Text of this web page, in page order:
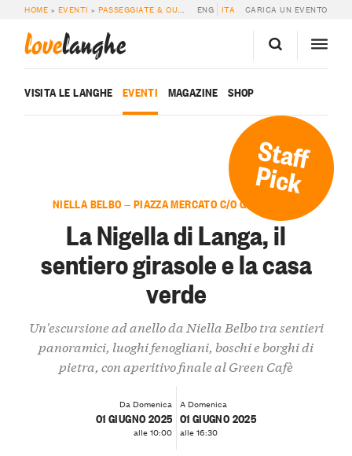
HOME » EVENTI »PASSEGGIATE & OUTDOOR » LA NIGELLA DI LANGA, IL
ENG ITA CARICA UN EVENTO
lovelanghe
VISITA LE LANGHE EVENTI MAGAZINE SHOP
Staff
Pick
NIELLA BELBO — PIAZZA MERCATO C/O GREEN CAFÈ
La Nigella di Langa, il
sentiero girasole e la casa
verde
Un'escursione ad anello da Niella Belbo tra sentieri
panoramici, luoghi fenogliani, boschi e borghi di
pietra, con aperitivo finale al Green Cafè
Da Domenica
01 GIUGNO 2025
alle 10:00
A Domenica
01 GIUGNO 2025
alle 16:30